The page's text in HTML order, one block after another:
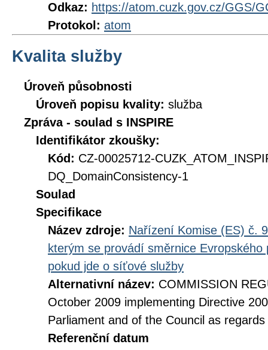
Odkaz: https://atom.cuzk.gov.cz/GGS/
Protokol: atom
Kvalita služby
Úroveň působnosti
Úroveň popisu kvality: služba
Zpráva - soulad s INSPIRE
Identifikátor zkoušky:
Kód: CZ-00025712-
DQ_DomainConsistency-1
Soulad
Specifikace
Název zdroje: Nařízení Komise (ES) č.
kterým se provádí směrnice
pokud jde o síťové služby
Alternativní název: COMMISSION
October 2009 implementing Directive
Parliament and of the Council as
Referenční datum